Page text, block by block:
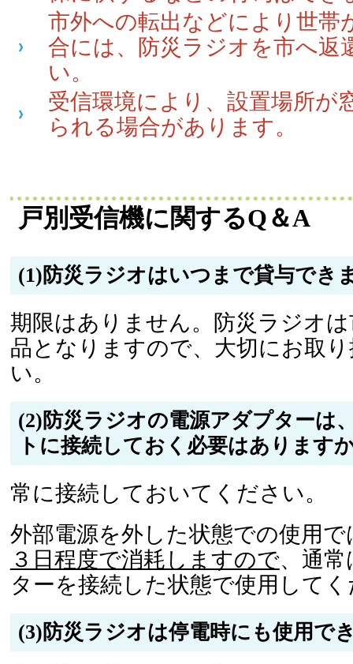
市外への転出などにより世帯
合には、防災ラジオを市へ返
い。
受信環境により、設置場所が
られる場合があります。
戸別受信機に関するQ＆A
(1)防災ラジオはいつまで貸与でき
期限はありません。防災ラジオ
品となりますので、大切にお取
い。
(2)防災ラジオの電源アダプターは
トに接続しておく必要はあります
常に接続しておいてください。
外部電源を外した状態での使用で
３日程度で消耗しますので、通常
ターを接続した状態で使用して
(3)防災ラジオは停電時にも使用で